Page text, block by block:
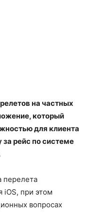
на частных
который
для клиента
рейс по системе
перелета
iOS, при этом
вопросах